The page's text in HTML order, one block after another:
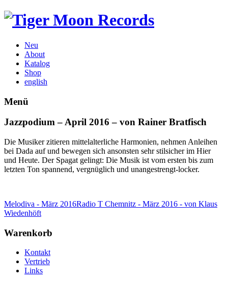
Neu
About
Katalog
Shop
english
Menü
Jazzpodium – April 2016 – von Rainer Bratfisch
Die Musiker zitieren mittelalterliche Harmonien, nehmen Anleihen
bei Dada auf und bewegen sich ansonsten sehr stilsicher im Hier
und Heute. Der Spagat gelingt: Die Musik ist vom ersten bis zum
letzten Ton spannend, vergnüglich und unangestrengt-locker.
Melodiva - März 2016Radio T Chemnitz - März 2016 - von Klaus
Wiedenhöft
Warenkorb
Kontakt
Vertrieb
Links